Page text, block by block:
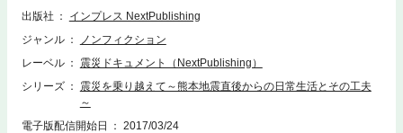
出版社
インプレス NextPublishing
ジャンル
ノンフィクション
レーベル
震災ドキュメント（NextPublishing）
シリーズ
震災を乗り越えて～熊本地震直後からの日常生活とその工夫
～
電子版配信開始日
2017/03/24